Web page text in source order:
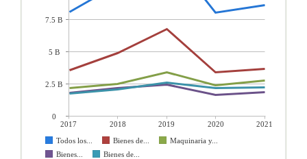
2017 2018 2019 2020
2021
Todos los...
Bienes de...
Maquinaria y...
Bienes...
Bienes de...
7.5 B
5 B
2.5 B
0